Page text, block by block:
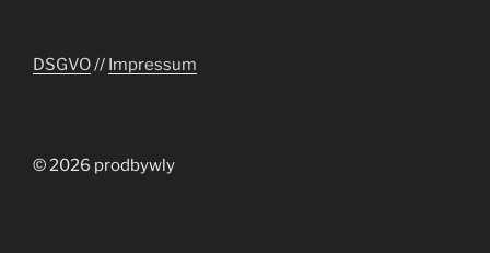
DSGVO// Impressum
© 2026 prodbywly